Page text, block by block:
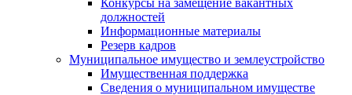
Конкурсы на замещение вакантных
должностей
Информационные материалы
Резерв кадров
Муниципальное имущество и землеустройство
Имущественная поддержка
Сведения о муниципальном имуществе